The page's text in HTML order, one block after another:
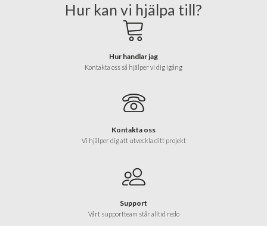
Hur kan vi hjälpa till?
Hur handlar jag
Kontakta oss så hjälper vi dig igång
Kontakta oss
Vi hjälper dig att utveckla ditt projekt
Support
Vårt supportteam står alltid redo